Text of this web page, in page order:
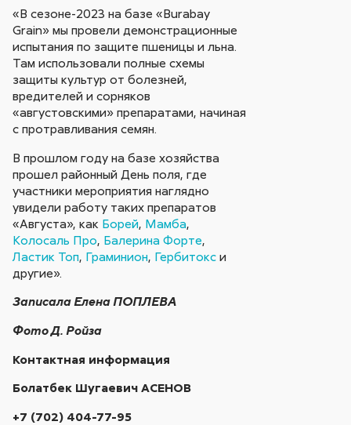
«В сезоне-2023 на базе «Burabay
Grain» мы провели демонстрационные
испытания по защите пшеницы и льна.
Там использовали полные схемы
защиты культур от болезней,
вредителей и сорняков
«августовскими» препаратами, начиная
с протравливания семян.
В прошлом году на базе хозяйства
прошел районный День поля, где
участники мероприятия наглядно
увидели работу таких препаратов
«Августа», как Борей, Мамба,
Колосаль Про, Балерина Форте,
Ластик Топ, Граминион, Гербитокс и
другие».
Записала Елена ПОПЛЕВА
Фото Д. Ройза
Контактная информация
Болатбек Шугаевич АСЕНОВ
+7 (702) 404-77-95